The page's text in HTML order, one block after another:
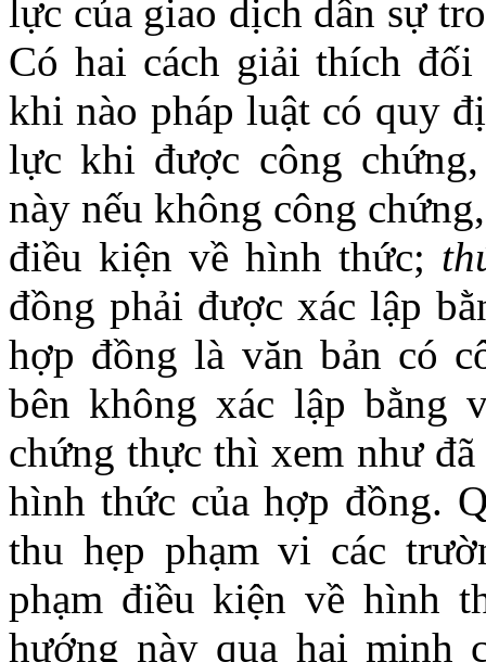
lực của giao dịch dân sự
Có hai cách giải thích
khi nào pháp luật có quy
lực khi được công
này nếu không công
điều kiện về hình thức;
đồng phải được xác lập
hợp đồng là văn bản có
bên không xác lập bằng
chứng thực thì xem như
hình thức của hợp đồng.
thu hẹp phạm vi các
phạm điều kiện về hình
hướng này qua hai minh